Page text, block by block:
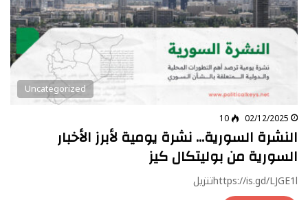
Uncategorized
02/12/2025
10
النشرة السورية… نشرة يومية لأبرز الأخبار
السورية من بوليتكال كيز
https://is.gd/LJGE1lتنزيل